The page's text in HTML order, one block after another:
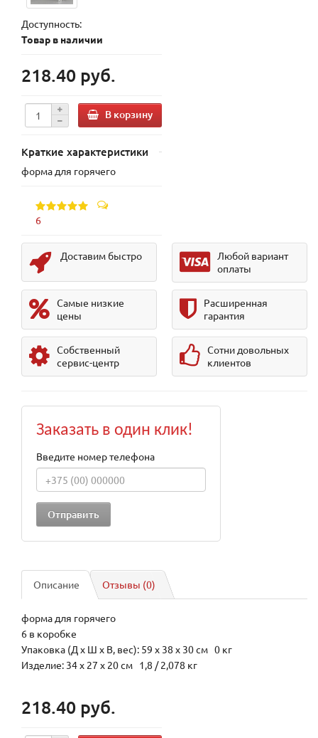
Доступность:
Товар в наличии
218.40 руб.
В корзину
Краткие характеристики
форма для горячего
6
Доставим быстро
Любой вариант
оплаты
Самые низкие
цены
Расширенная
гарантия
Собственный
сервис-центр
Сотни довольных
клиентов
Заказать в один клик!
Введите номер телефона
Описание Отзывы (0)
форма для горячего
6 в коробке
Упаковка (Д х Ш х В, вес): 59 x 38 x 30 см 0 кг
Изделие: 34 x 27 x 20 см 1,8 / 2,078 кг
218.40 руб.